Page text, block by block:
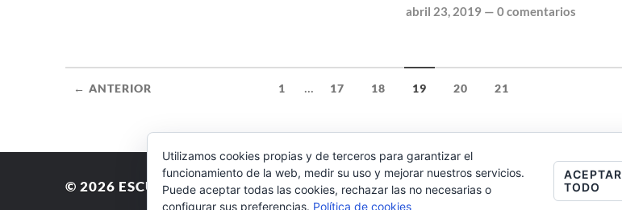
abril 23, 2019— 0 comentarios
← ANTERIOR 1 ... 17 18 19 20 21
© 2026 ESCUELA DE JUDO AYLU
Utilizamos cookies propias y de terceros para garantizar el
funcionamiento de la web, medir su uso y mejorar nuestros servicios.
Puede aceptar todas las cookies, rechazar las no necesarias o
configurar sus preferencias. Política de cookies
ACEPTAR
TODO